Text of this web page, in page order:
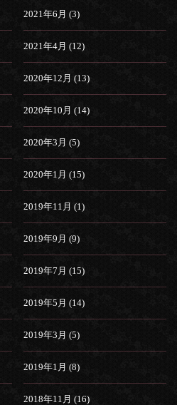
2021年6月 (3)
2021年4月 (12)
2020年12月 (13)
2020年10月 (14)
2020年3月 (5)
2020年1月 (15)
2019年11月 (1)
2019年9月 (9)
2019年7月 (15)
2019年5月 (14)
2019年3月 (5)
2019年1月 (8)
2018年11月 (16)